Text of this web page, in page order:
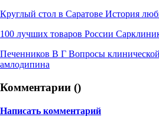
Круглый стол в Саратове История
100 лучших товаров России
Печенников В Г Вопросы
амлодипина
Комментарии ()
Написать комментарий